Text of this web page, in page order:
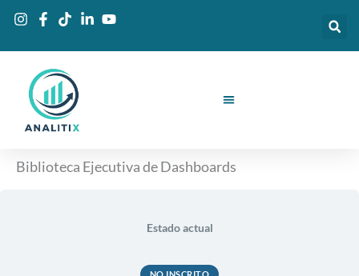
contenido
Biblioteca Ejecutiva de Dashboards
Estado actual
NO INSCRITO